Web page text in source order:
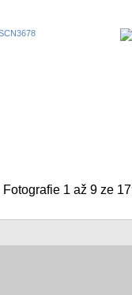
Fotografie 1 až 9 ze